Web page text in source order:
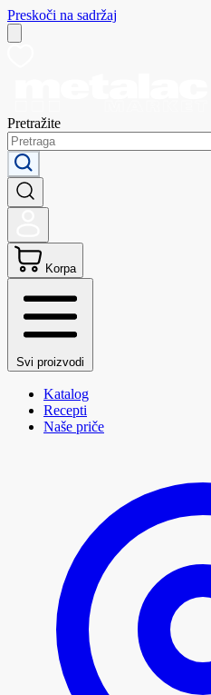
Preskoči na sadržaj
Pretražite
Korpa
Svi proizvodi
Katalog
Recepti
Naše priče